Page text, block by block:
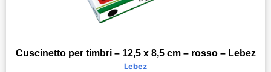
Cuscinetto per timbri – 12,5 x 8,5 cm – rosso – Lebez
Lebez